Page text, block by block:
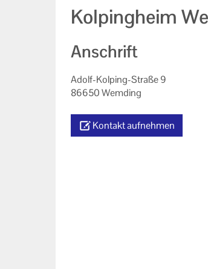
Kolpingheim
Anschrift
Adolf-Kolping-Straße 9
86650 Wemding
Kontakt aufnehmen